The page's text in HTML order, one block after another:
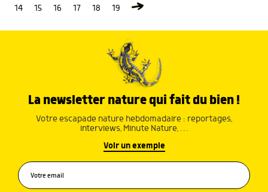
14 15 16 17 18 19
La newsletter nature qui fait du bien !
Votre escapade nature hebdomadaire : reportages,
interviews, Minute Nature, …
Voir un exemple